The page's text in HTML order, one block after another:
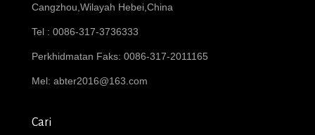
Cangzhou,Wilayah Hebei,China
Tel : 0086-317-3736333
Perkhidmatan Faks: 0086-317-2011165
Mel: abter2016@163.com
Cari